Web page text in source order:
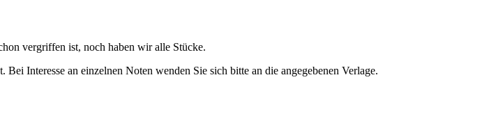
vergriffen ist, noch haben wir alle Stücke.
Interesse an einzelnen Noten wenden Sie sich bitte an die angegebenen Verlage.